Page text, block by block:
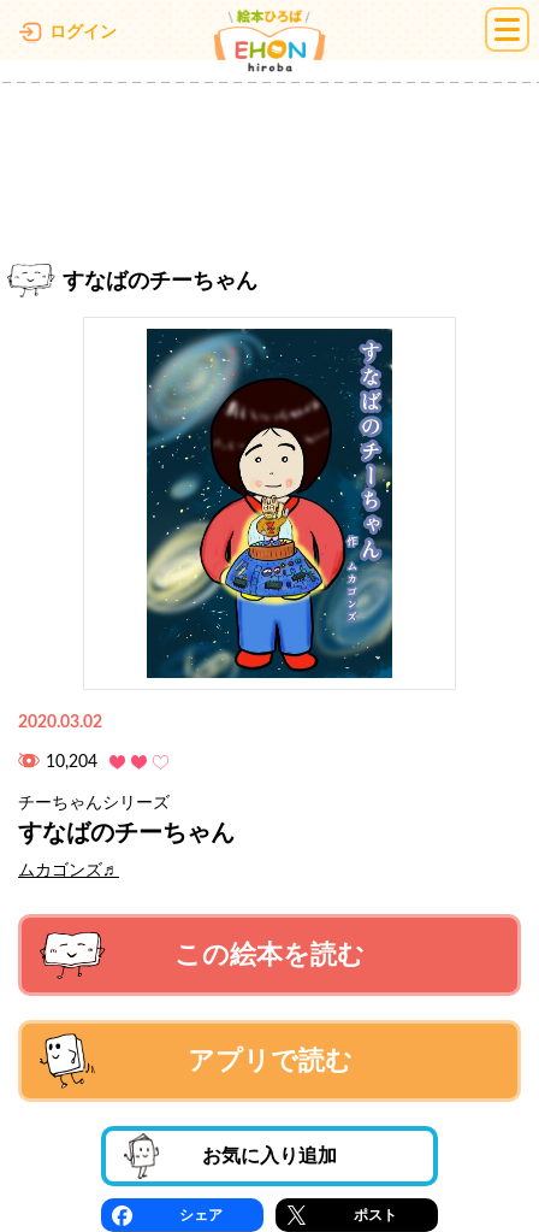
ログイン 絵本ひろば
すなばのチーちゃん
2020.03.02
10,204
チーちゃんシリーズ
すなばのチーちゃん
ムカゴンズ♬
この絵本を読む
アプリで読む
お気に入り追加
シェア ポスト